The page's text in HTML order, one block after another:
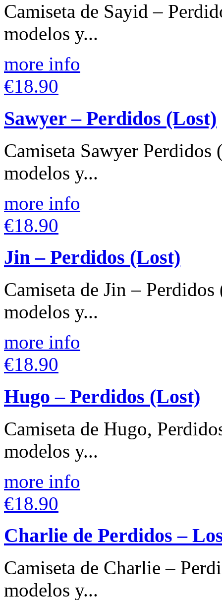
Camiseta de Sayid –
modelos y...
more info
€18.90
Sawyer – Perdidos (Lost)
Camiseta Sawyer
modelos y...
more info
€18.90
Jin – Perdidos (Lost)
Camiseta de Jin –
modelos y...
more info
€18.90
Hugo – Perdidos (Lost)
Camiseta de Hugo,
modelos y...
more info
€18.90
Charlie de Perdidos –
Camiseta de Charlie –
modelos y...